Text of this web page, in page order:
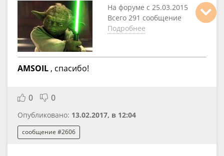
На форуме с 25.03.2015
Всего 291 сообщение
Подробнее
AMSOIL, спасибо!
0 0
Опубликовано: 13.02.2017, в 12:04
сообщение #2606